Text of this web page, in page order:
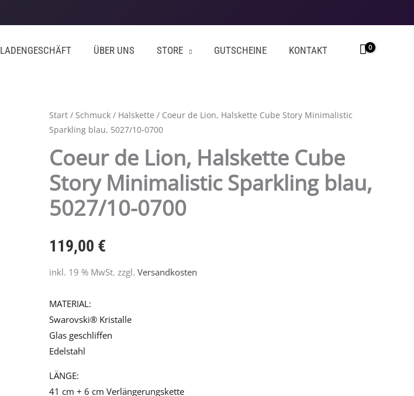
LADENGESCHÄFT ÜBER UNS STORE GUTSCHEINE KONTAKT
Start / Schmuck / Halskette / Coeur de Lion, Halskette Cube Story Minimalistic
Sparkling blau, 5027/10-0700
Coeur de Lion, Halskette Cube
Story Minimalistic Sparkling blau,
5027/10-0700
119,00 €
inkl. 19 % MwSt. zzgl. Versandkosten
MATERIAL:
Swarovski® Kristalle
Glas geschliffen
Edelstahl
LÄNGE:
41 cm + 6 cm Verlängerungskette
Coeur
de
Lion,
Halskette
Cube
Story
Minimalistic
blau,
5027/10-
0700